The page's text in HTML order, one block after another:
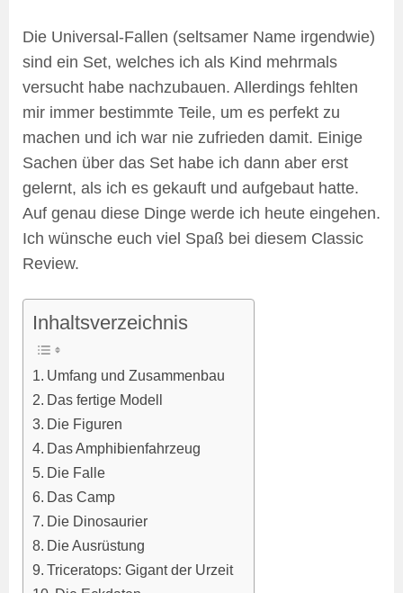
Die Universal-Fallen (seltsamer Name irgendwie)
sind ein Set, welches ich als Kind mehrmals
versucht habe nachzubauen. Allerdings fehlten
mir immer bestimmte Teile, um es perfekt zu
machen und ich war nie zufrieden damit. Einige
Sachen über das Set habe ich dann aber erst
gelernt, als ich es gekauft und aufgebaut hatte.
Auf genau diese Dinge werde ich heute eingehen.
Ich wünsche euch viel Spaß bei diesem Classic
Review.
Inhaltsverzeichnis
Umfang und Zusammenbau
Das fertige Modell
Die Figuren
Das Amphibienfahrzeug
Die Falle
Das Camp
Die Dinosaurier
Die Ausrüstung
Triceratops: Gigant der Urzeit